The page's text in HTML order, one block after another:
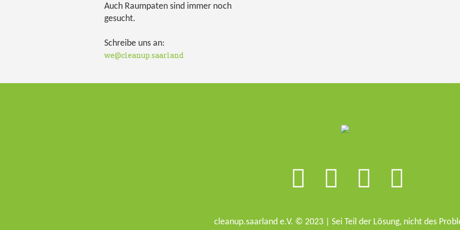
Auch Raumpaten sind immer noch
gesucht.
Schreibe uns an:
we@cleanup.saarland
cleanup.saarland e.V. © 2023 | Sei Teil der Lösung, nicht des